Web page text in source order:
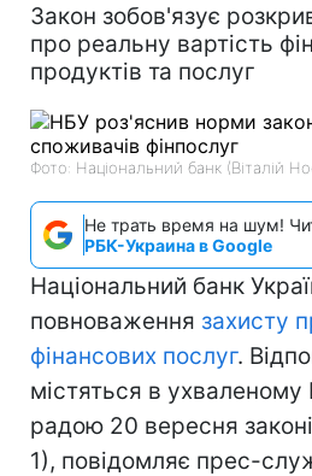
Закон зобов'язує
про реальну вартість
продуктів та послуг
Фото: Національний банк (Віталій
Не трать время на шум!
РБК-Украина в Google
Національний банк
повноваження захисту
фінансових послуг.
містяться в
радою 20 вересня
1), повідомляє прес-